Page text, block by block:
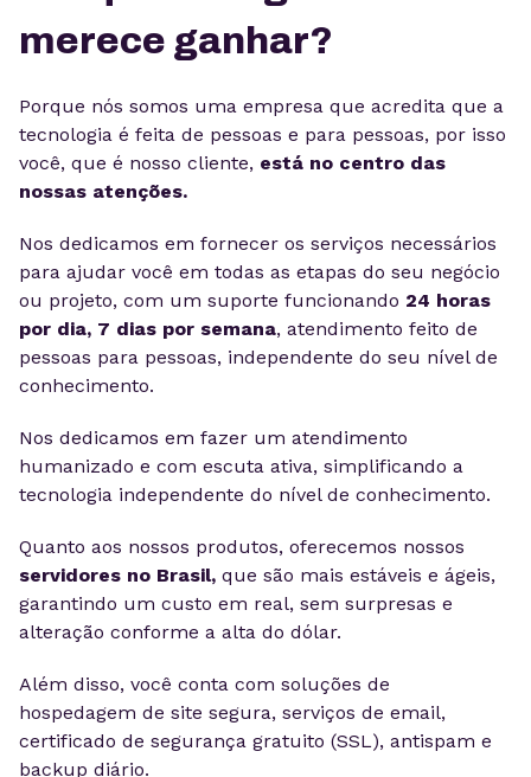
merece ganhar?
Porque nós somos uma empresa que acredita que a
tecnologia é feita de pessoas e para pessoas, por isso
você, que é nosso cliente, está no centro das
nossas atenções.
Nos dedicamos em fornecer os serviços necessários
para ajudar você em todas as etapas do seu negócio
ou projeto, com um suporte funcionando 24 horas
por dia, 7 dias por semana, atendimento feito de
pessoas para pessoas, independente do seu nível de
conhecimento.
Nos dedicamos em fazer um atendimento
humanizado e com escuta ativa, simplificando a
tecnologia independente do nível de conhecimento.
Quanto aos nossos produtos, oferecemos nossos
servidores no Brasil, que são mais estáveis e ágeis,
garantindo um custo em real, sem surpresas e
alteração conforme a alta do dólar.
Além disso, você conta com soluções de
hospedagem de site segura, serviços de email,
certificado de segurança gratuito (SSL), antispam e
backup diário.